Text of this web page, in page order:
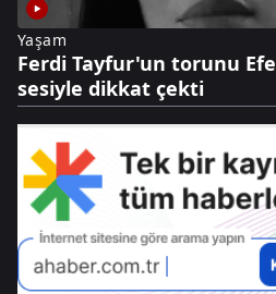
Yaşam
Ferdi Tayfur'un torunu Efe
sesiyle dikkat çekti